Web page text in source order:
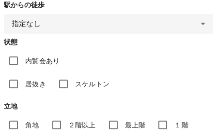
駅からの徒歩
指定なし
状態
内覧会あり
居抜き スケルトン
立地
角地 ２階以上 最上階 １階